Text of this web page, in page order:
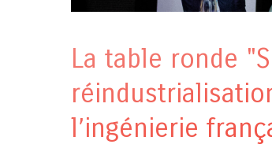
La table ronde
l’ingénierie